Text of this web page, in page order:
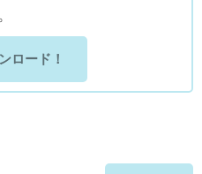
ロード！